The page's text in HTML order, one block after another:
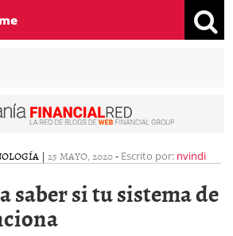
| 25 MAYO, 2020- Escrito por: nvindi
saber si tu sistema de